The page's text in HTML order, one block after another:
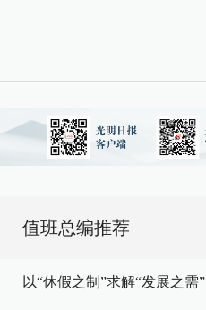
值班总编推荐
以“休假之制”求解“发展之需”